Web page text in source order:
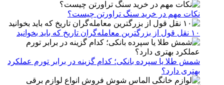
نکات مهم در خرید سنگ تراورتن چیست؟
۱۰ نقل قول از بزرگترین معامله‌گران تاریخ که باید بخوانید
شمش طلا یا سپرده بانکی؛ کدام گزینه در برابر تورم عملکرد
بهتری دارد؟